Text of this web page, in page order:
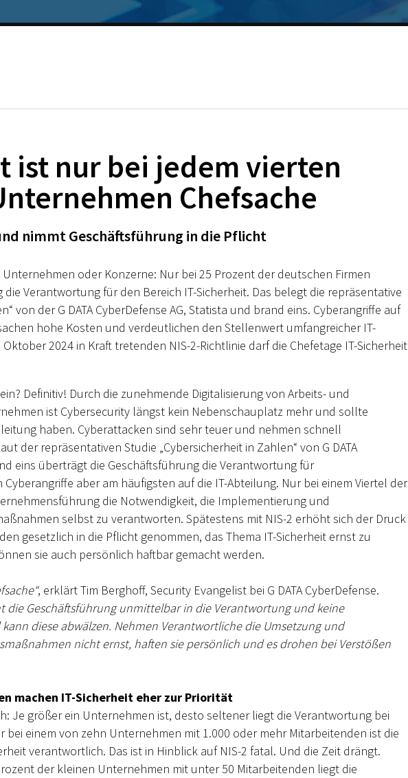
ist nur bei jedem vierten
Chefsache
nimmt Geschäftsführung in die Pflicht
oder Konzerne: Nur bei 25 Prozent der deutschen Firmen
Verantwortung für den Bereich IT-Sicherheit. Das belegt die repräsentative
von der G DATA CyberDefense AG, Statista und brand eins. Cyberangriffe auf
hohe Kosten und verdeutlichen den Stellenwert umfangreicher IT-
2024 in Kraft tretenden NIS-2-Richtlinie darf die Chefetage IT-Sicherheit
Definitiv! Durch die zunehmende Digitalisierung von Arbeits- und
ist Cybersecurity längst kein Nebenschauplatz mehr und sollte
haben. Cyberattacken sind sehr teuer und nehmen schnell
der repräsentativen Studie „Cybersicherheit in Zahlen“ von G DATA
eins überträgt die Geschäftsführung die Verantwortung für
aber am häufigsten auf die IT-Abteilung. Nur bei einem Viertel der
die Notwendigkeit, die Implementierung und
selbst zu verantworten. Spätestens mit NIS-2 erhöht sich der Druck
gesetzlich in die Pflicht genommen, das Thema IT-Sicherheit ernst zu
sie auch persönlich haftbar gemacht werden.
, erklärt Tim Berghoff, Security Evangelist bei G DATA CyberDefense.
die Geschäftsführung unmittelbar in die Verantwortung und keine
diese abwälzen. Nehmen Verantwortliche die Umsetzung und
nicht ernst, haften sie persönlich und es drohen bei Verstößen
machen IT-Sicherheit eher zur Priorität
Je größer ein Unternehmen ist, desto seltener liegt die Verantwortung bei
einem von zehn Unternehmen mit 1.000 oder mehr Mitarbeitenden ist die
verantwortlich. Das ist in Hinblick auf NIS-2 fatal. Und die Zeit drängt.
der kleinen Unternehmen mit unter 50 Mitarbeitenden liegt die